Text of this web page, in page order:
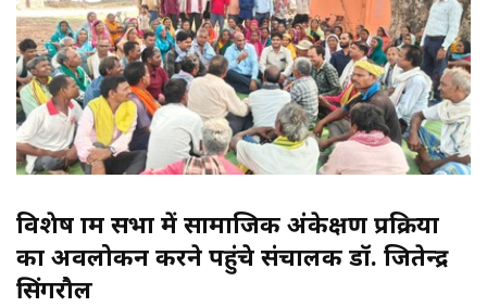
विशेष ग्राम सभा में सामाजिक अंकेक्षण प्रक्रिया
का अवलोकन करने पहुंचे संचालक डॉ. जितेन्द्र
सिंगरौल